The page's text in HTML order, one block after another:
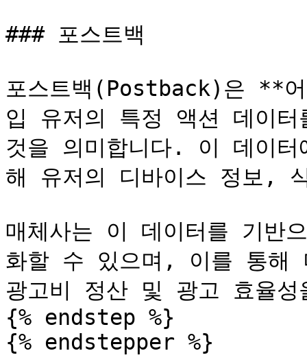
### 포스트백
포스트백(Postback)은 **
입 유저의 특정 액션 데이
것을 의미합니다. 이 데이
해 유저의 디바이스 정보,
매체사는 이 데이터를 기반
화할 수 있으며, 이를 통해
광고비 정산 및 광고 효율
{% endstep %}
{% endstepper %}